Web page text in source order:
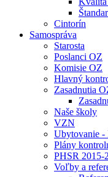
Cintorín
Samospráva
Starosta
Poslanci OZ
Komisie OZ
Hlavný
Zasadnutia
Naše školy
VZN
Ubytovanie -
Plány
PHSR 2015-
Voľby a